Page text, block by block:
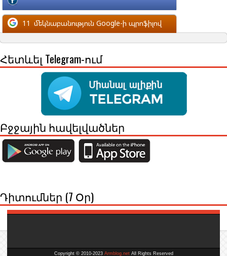
մեկնաբանություն Facebook-ի պրոֆիլով
11 մեկնաբանություն Google-ի պրոֆիլով
Հետևել Telegram-ում
Բջջային հավելվածներ
Դիտումներ (7 Օր)
Copyright © 2010-2023 Armblog.netAll Rights Reserved